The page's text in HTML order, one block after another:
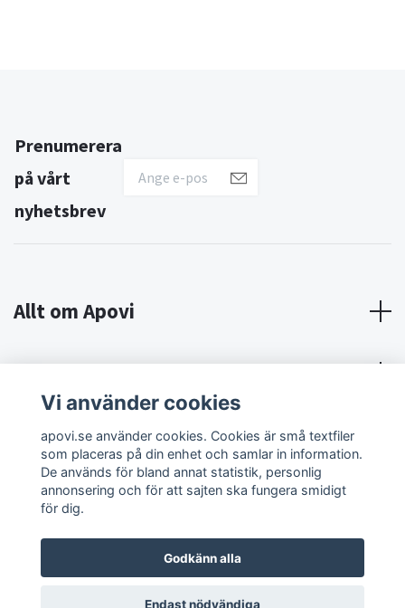
Prenumerera
på vårt
nyhetsbrev
Allt om Apovi
Om Apovi
Sociala medier
© 2026 Apovi
Vi använder cookies
apovi.se använder cookies. Cookies är små textfiler
som placeras på din enhet och samlar in information.
De används för bland annat statistik, personlig
annonsering och för att sajten ska fungera smidigt
för dig.
Godkänn alla
Endast nödvändiga